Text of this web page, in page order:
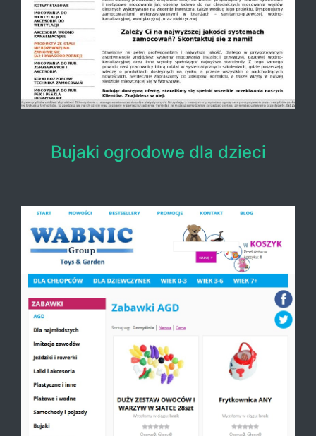
Bujaki ogrodowe dla dzieci